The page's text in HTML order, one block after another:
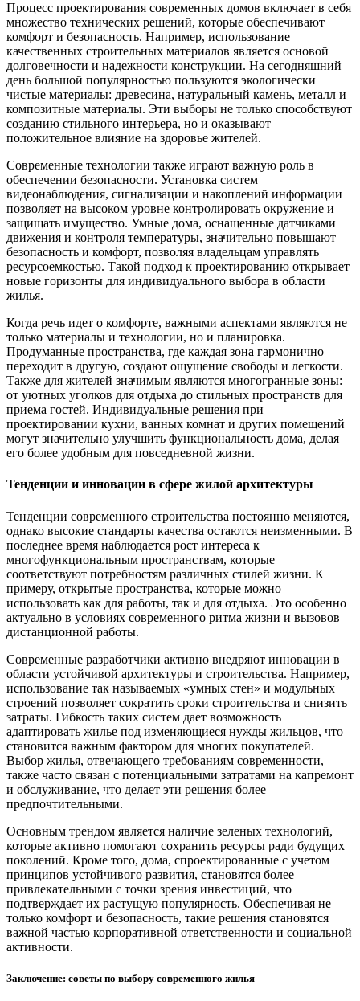
Процесс проектирования современных домов включает в себя
множество технических решений, которые обеспечивают
комфорт и безопасность. Например, использование
качественных строительных материалов является основой
долговечности и надежности конструкции. На сегодняшний
день большой популярностью пользуются экологически
чистые материалы: древесина, натуральный камень, металл и
композитные материалы. Эти выборы не только способствуют
созданию стильного интерьера, но и оказывают
положительное влияние на здоровье жителей.
Современные технологии также играют важную роль в
обеспечении безопасности. Установка систем
видеонаблюдения, сигнализации и накоплений информации
позволяет на высоком уровне контролировать окружение и
защищать имущество. Умные дома, оснащенные датчиками
движения и контроля температуры, значительно повышают
безопасность и комфорт, позволяя владельцам управлять
ресурсоемкостью. Такой подход к проектированию открывает
новые горизонты для индивидуального выбора в области
жилья.
Когда речь идет о комфорте, важными аспектами являются не
только материалы и технологии, но и планировка.
Продуманные пространства, где каждая зона гармонично
переходит в другую, создают ощущение свободы и легкости.
Также для жителей значимым являются многогранные зоны:
от уютных уголков для отдыха до стильных пространств для
приема гостей. Индивидуальные решения при
проектировании кухни, ванных комнат и других помещений
могут значительно улучшить функциональность дома, делая
его более удобным для повседневной жизни.
Тенденции и инновации в сфере жилой архитектуры
Тенденции современного строительства постоянно меняются,
однако высокие стандарты качества остаются неизменными. В
последнее время наблюдается рост интереса к
многофункциональным пространствам, которые
соответствуют потребностям различных стилей жизни. К
примеру, открытые пространства, которые можно
использовать как для работы, так и для отдыха. Это особенно
актуально в условиях современного ритма жизни и вызовов
дистанционной работы.
Современные разработчики активно внедряют инновации в
области устойчивой архитектуры и строительства. Например,
использование так называемых «умных стен» и модульных
строений позволяет сократить сроки строительства и снизить
затраты. Гибкость таких систем дает возможность
адаптировать жилье под изменяющиеся нужды жильцов, что
становится важным фактором для многих покупателей.
Выбор жилья, отвечающего требованиям современности,
также часто связан с потенциальными затратами на капремонт
и обслуживание, что делает эти решения более
предпочтительными.
Основным трендом является наличие зеленых технологий,
которые активно помогают сохранить ресурсы ради будущих
поколений. Кроме того, дома, спроектированные с учетом
принципов устойчивого развития, становятся более
привлекательными с точки зрения инвестиций, что
подтверждает их растущую популярность. Обеспечивая не
только комфорт и безопасность, такие решения становятся
важной частью корпоративной ответственности и социальной
активности.
Заключение: советы по выбору современного жилья